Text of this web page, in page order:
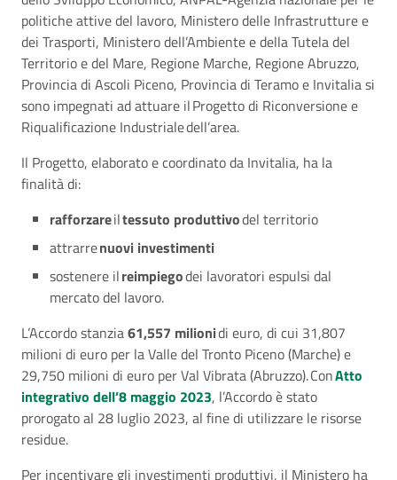
politiche attive del lavoro, Ministero delle Infrastrutture e
dei Trasporti, Ministero dell’Ambiente e della Tutela del
Territorio e del Mare, Regione Marche, Regione Abruzzo,
Provincia di Ascoli Piceno, Provincia di Teramo e Invitalia si
sono impegnati ad attuare il Progetto di Riconversione e
Riqualificazione Industriale dell’area.
Il Progetto, elaborato e coordinato da Invitalia, ha la
finalità di:
rafforzareiltessuto produttivodel territorio
attrarrenuovi investimenti
sostenere ilreimpiegodei lavoratori espulsi dal
mercato del lavoro.
L’Accordo stanzia61,557 milionidi euro, di cui 31,807
milioni di euro per la Valle del Tronto Piceno (Marche) e
29,750 milioni di euro per Val Vibrata (Abruzzo). ConAtto
integrativo dell’8 maggio 2023, l’Accordo è stato
prorogato al 28 luglio 2023, al fine di utilizzare le risorse
residue.
Per incentivare gli investimenti produttivi, il Ministero ha